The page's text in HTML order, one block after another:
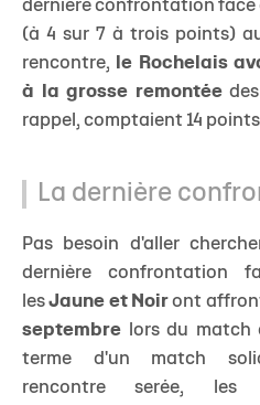
dernière confrontation face
(à 4 sur 7 à trois points)
rencontre, le Rochelais
à la grosse remontéedes
rappel, comptaient 14
La dernière
Pas besoin d'aller
dernière confrontation
lesJaune et Noir ont
septembre lors du match
terme d'un match
rencontre serée,